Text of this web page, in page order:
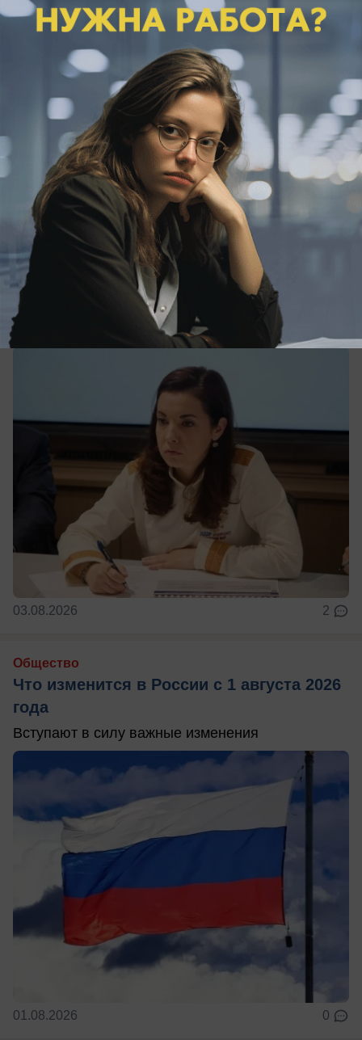
04.08.2026 0
Политика
ЛДПР предложила сократить
социальную поддержку мигрантов
Позиция партии ЛДПР заключается в том, что
пришло время прекратить поддержку семей
мигрантов за счёт бюджетных средств
03.08.2026 2
Общество
Что изменится в России с 1 августа 2026
года
Вступают в силу важные изменения
01.08.2026 0